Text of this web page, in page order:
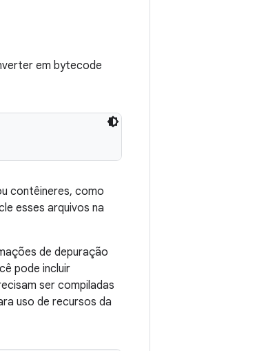
em bytecode
contêineres, como
esses arquivos na
de depuração
pode incluir
ser compiladas
uso de recursos da